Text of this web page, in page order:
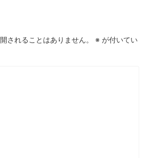
されることはありません。 ※ が付いてい